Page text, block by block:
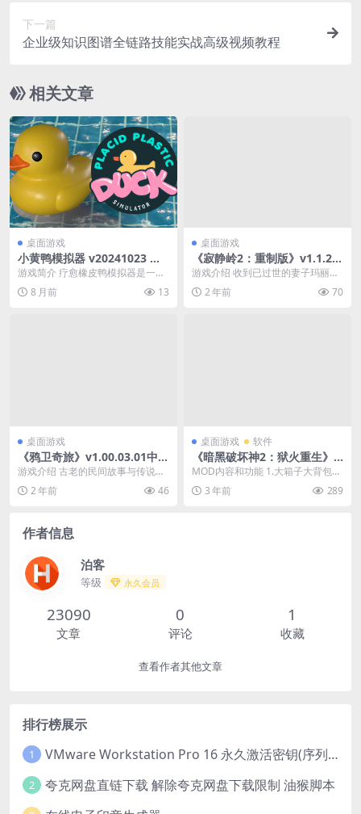
下一篇
企业级知识图谱全链路技能实战高级视频教程
相关文章
桌面游戏
小黄鸭模拟器 v20241023 全D
LC（Placid Plastic Duck Si
mulator）免安装中文版【1.2
GB】
游戏简介 疗愈橡皮鸭模拟器是一款
放松的3D游戏，您可以体验成为一
只橡皮鸭的生活，...
8 月前 13
桌面游戏
《寂静岭2：重制版》v1.1.23
6.114中文版
游戏介绍 收到已过世的妻子玛丽寄
来的信，詹姆斯借机来到充满回忆
的城镇「寂静岭」。...
2 年前 70
桌面游戏
《鸦卫奇旅》v1.00.03.01中文
版
游戏介绍 古老的民间故事与传说中
那些早已陨落的英雄们：你们的世
界已被噩梦入侵和腐...
2 年前 46
桌面游戏 软件
《暗黑破坏神2：狱火重生》
重制版v1.6.77312离线免安装
MOD内容和功能 1.大箱子大背包大
盒子 2.德鲁伊动物园（狼熊共存，
灵体共存）...
3 年前 289
作者信息
泊客
等级 永久会员
23090
文章
0
评论
1
收藏
查看作者其他文章
排行榜展示
1 VMware Workstation Pro 16 永久激活密钥(序列号)
2 夸克网盘直链下载 解除夸克网盘下载限制 油猴脚本